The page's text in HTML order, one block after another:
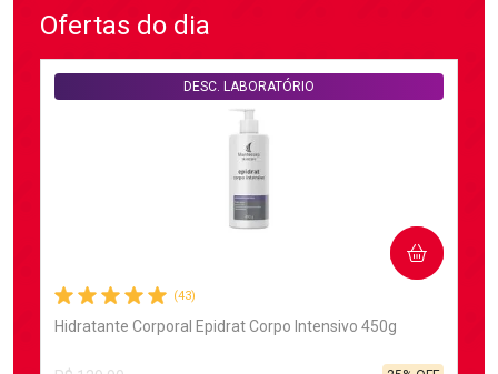
Ofertas do dia
(43)
Hidratante Corporal Epidrat Corpo Intensivo 450g
DESC. LABORATÓRIO
COMPRAR